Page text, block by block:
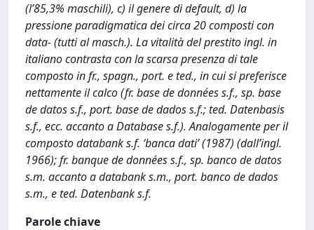
(l’85,3% maschili), c) il genere di default, d) la
pressione paradigmatica dei circa 20 composti con
data- (tutti al masch.). La vitalità del prestito ingl. in
italiano contrasta con la scarsa presenza di tale
composto in fr., spagn., port. e ted., in cui si preferisce
nettamente il calco (fr. base de données s.f., sp. base
de datos s.f., port. base de dados s.f.; ted. Datenbasis
s.f., ecc. accanto a Database s.f.). Analogamente per il
composto databank s.f. ‘banca dati’ (1987) (dall’ingl.
1966); fr. banque de données s.f., sp. banco de datos
s.m. accanto a databank s.m., port. banco de dados
s.m., e ted. Datenbank s.f.
Parole chiave